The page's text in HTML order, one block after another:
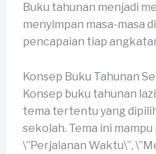
Buku tahunan menjadi
menyimpan masa-masa
pencapaian tiap
Konsep Buku Tahunan
Konsep buku tahunan
tema tertentu yang
sekolah. Tema ini
\”Perjalanan Waktu\”,